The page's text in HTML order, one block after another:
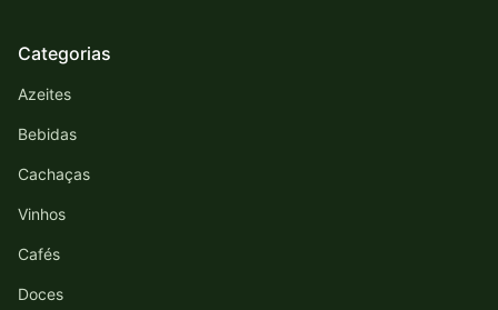
Categorias
Azeites
Bebidas
Cachaças
Vinhos
Cafés
Doces